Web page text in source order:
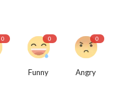
0 0
Funny
0
Angry